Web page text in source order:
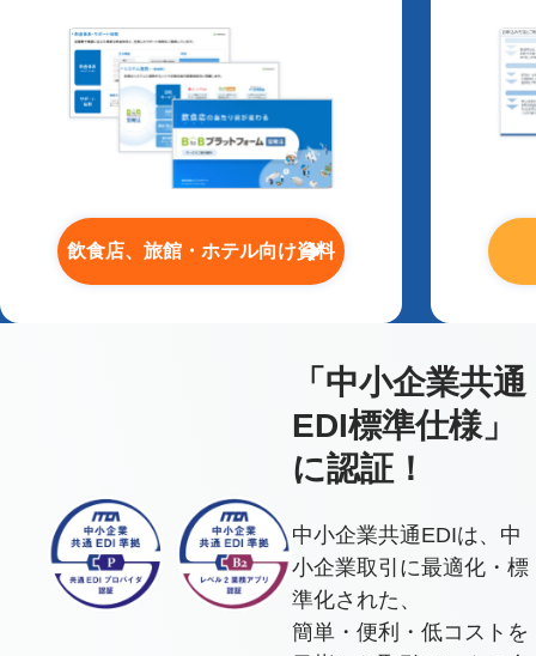
飲食店、旅館・ホテル向け資料
「中小企業共通
EDI標準仕様」
に認証！
中小企業共通EDIは、中
小企業取引に最適化・標
準化された、
簡単・便利・低コストを